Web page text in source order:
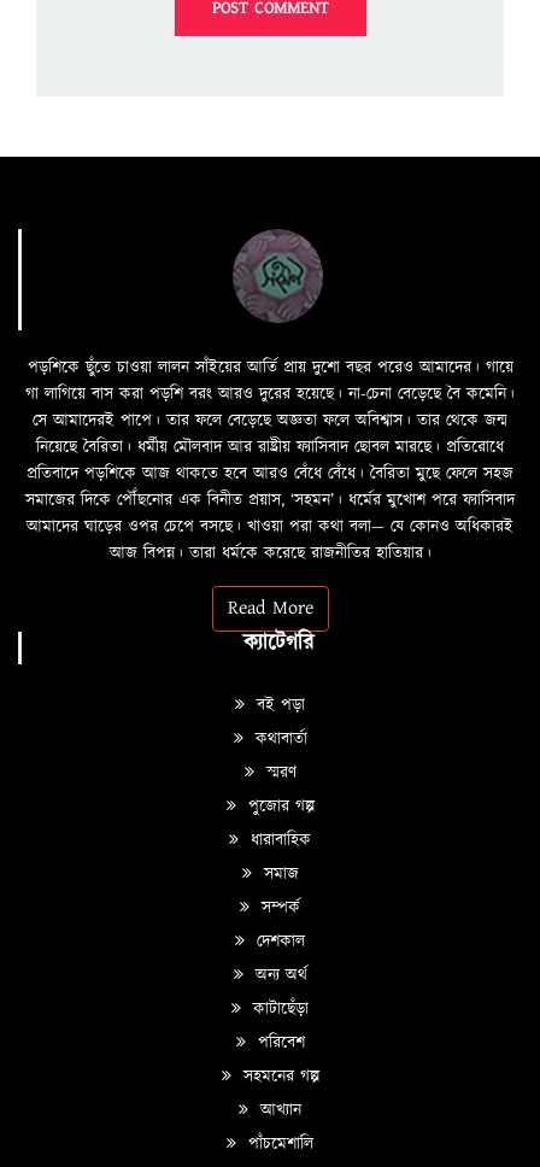
পড়শিকে ছুঁতে চাওয়া লালন সাঁইয়ের আর্তি প্রায় দুশো বছর পরেও আমাদের। গায়ে
গা লাগিয়ে বাস করা পড়শি বরং আরও দুরের হয়েছে। না-চেনা বেড়েছে বৈ কমেনি।
সে আমাদেরই পাপে। তার ফলে বেড়েছে অজ্ঞতা ফলে অবিশ্বাস। তার থেকে জন্ম
নিয়েছে বৈরিতা। ধর্মীয় মৌলবাদ আর রাষ্ট্রীয় ফ্যাসিবাদ ছোবল মারছে। প্রতিরোধে
প্রতিবাদে পড়শিকে আজ থাকতে হবে আরও বেঁধে বেঁধে। বৈরিতা মুছে ফেলে সহজ
সমাজের দিকে পৌঁছনোর এক বিনীত প্রয়াস, ‘সহমন’। ধর্মের মুখোশ পরে ফ্যাসিবাদ
আমাদের ঘাড়ের ওপর চেপে বসছে। খাওয়া পরা কথা বলা—­­ যে কোনও অধিকারই
আজ বিপন্ন। তারা ধর্মকে করেছে রাজনীতির হাতিয়ার।
Read More
ক্যাটেগরি
বই পড়া
কথাবার্তা
স্মরণ
পুজোর গল্প
ধারাবাহিক
সমাজ
সম্পর্ক
দেশকাল
অন্য অর্থ
কাটাছেঁড়া
পরিবেশ
সহমনের গল্প
আখ্যান
পাঁচমেশালি